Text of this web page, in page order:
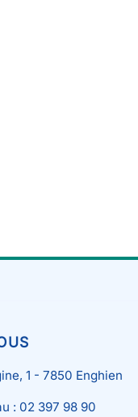
1 - 7850 Enghien
: 02 397 98 90